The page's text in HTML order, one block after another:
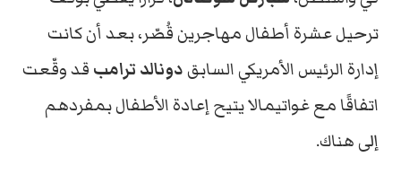
ترحيل عشرة أطفال مهاجرين قُصّر، بعد أن كانت
إدارة الرئيس الأمريكي السابقدونالد ترامب قد وقّعت
اتفاقًا مع غواتيمالا يتيح إعادة الأطفال بمفردهم
إلى هناك.